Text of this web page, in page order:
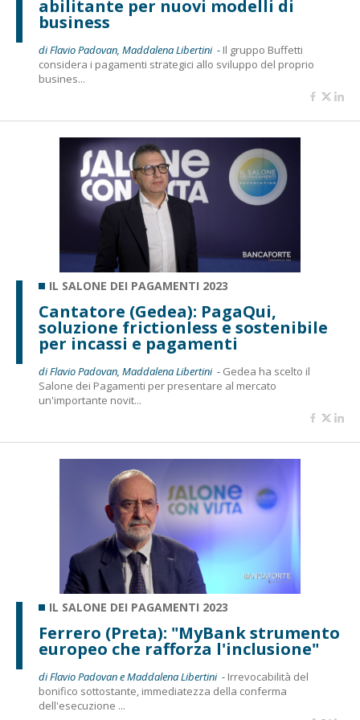
abilitante per nuovi modelli di
business
di Flavio Padovan, Maddalena Libertini - Il gruppo Buffetti
considera i pagamenti strategici allo sviluppo del proprio
busines...
IL SALONE DEI PAGAMENTI 2023
Cantatore (Gedea): PagaQui,
soluzione frictionless e sostenibile
per incassi e pagamenti
di Flavio Padovan, Maddalena Libertini - Gedea ha scelto il
Salone dei Pagamenti per presentare al mercato
un'importante novit...
IL SALONE DEI PAGAMENTI 2023
Ferrero (Preta): "MyBank strumento
europeo che rafforza l'inclusione"
di Flavio Padovan e Maddalena Libertini - Irrevocabilità del
bonifico sottostante, immediatezza della conferma
dell'esecuzione ...